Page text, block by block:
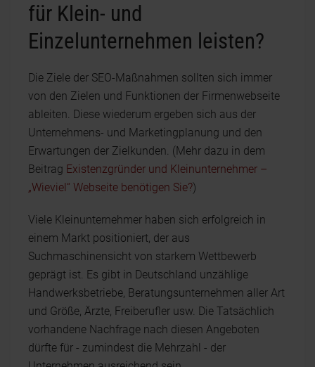
für Klein- und
Einzelunternehmen leisten?
Die Ziele der SEO-Maßnahmen sollten sich immer
von den Zielen und Funktionen der Firmenwebseite
ableiten. Diese wiederum ergeben sich aus der
Unternehmens- und Marketingplanung und den
Erwartungen der Zielkunden. (Mehr dazu in dem
Beitrag Existenzgründer und Kleinunternehmer –
„Wieviel“ Webseite benötigen Sie?)
Viele Kleinunternehmer haben sich erfolgreich in
einem Markt positioniert, der aus
Suchmaschinensicht von starkem Wettbewerb
geprägt ist. Es gibt in Deutschland unzählige
Handwerksbetriebe, Beratungsunternehmen aller Art
und Größe, Ärzte, Freiberufler usw. Die Tatsächlich
vorhandene Nachfrage nach diesen Angeboten
dürfte für - zumindest die Mehrzahl - der